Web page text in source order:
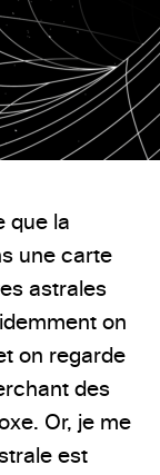
que la
une carte
astrales
on
on regarde
des
Or, je me
est